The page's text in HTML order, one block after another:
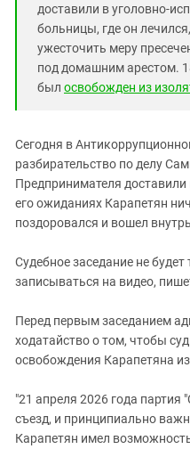
доставили в уголовно-
больницы, где он
ужесточить меру
под домашним арестом.
был освобожден из
Сегодня в
разбирательство по делу
Предпринимателя
его ожиданиях Карапетян
поздоровался и вошел
Судебное заседание не
записываться на видео,
Перед первым заседанием
ходатайство о том, чтобы
освобождения Карапетяна
"21 апреля 2026 года партия
съезд, и принципиально
Карапетян имел